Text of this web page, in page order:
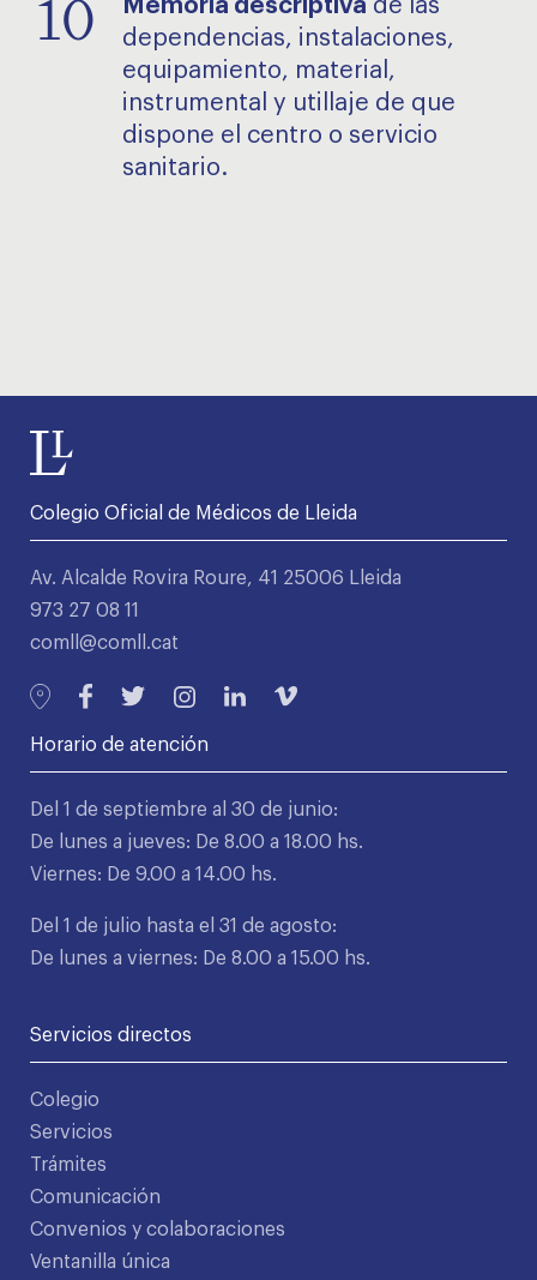
10 Memoria descriptiva de las
dependencias, instalaciones,
equipamiento, material,
instrumental y utillaje de que
dispone el centro o servicio
sanitario.
Colegio Oficial de Médicos de Lleida
Av. Alcalde Rovira Roure, 41 25006 Lleida
973 27 08 11
comll@comll.cat
Horario de atención
Del 1 de septiembre al 30 de junio:
De lunes a jueves: De 8.00 a 18.00 hs.
Viernes: De 9.00 a 14.00 hs.
Del 1 de julio hasta el 31 de agosto:
De lunes a viernes: De 8.00 a 15.00 hs.
Servicios directos
Colegio
Servicios
Trámites
Comunicación
Convenios y colaboraciones
Ventanilla única